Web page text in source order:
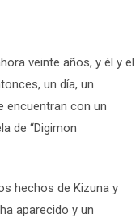
veinte años, y él y el
un día, un
encuentran con un
de “Digimon
hechos de Kizuna y
aparecido y un